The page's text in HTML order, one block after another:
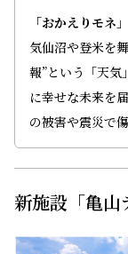
「おかえりモネ」
気仙沼や登米を
報”という「天気
に幸せな未来を
の被害や震災で
新施設「亀山